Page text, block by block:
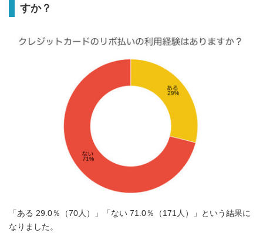
すか？
「ある 29.0％（70人）」「ない 71.0％（171人）」という結果に
なりました。